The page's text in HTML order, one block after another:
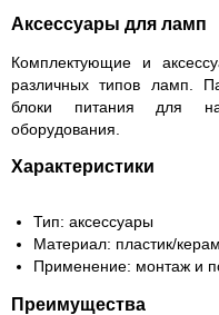
Аксессуары для ламп
Комплектующие и
различных типов ламп.
блоки питания для
оборудования.
Характеристики
Тип: аксессуары
Материал: пластик/
Применение: монтаж и
Преимущества